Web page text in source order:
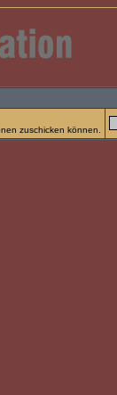
zuschicken können.